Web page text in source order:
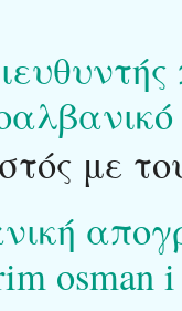
με
osman